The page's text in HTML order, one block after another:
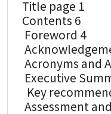
Title page 1
Contents 6
Foreword 4
Acronyms and
Executive
Key
Assessment